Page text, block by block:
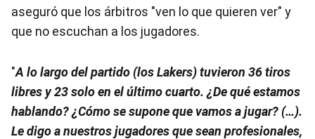
aseguró que los árbitros "ven lo que quieren ver" y
que no escuchan a los jugadores.
"A lo largo del partido (los Lakers) tuvieron 36 tiros
libres y 23 solo en el último cuarto. ¿De qué estamos
hablando? ¿Cómo se supone que vamos a jugar? (…).
Le digo a nuestros jugadores que sean profesionales,